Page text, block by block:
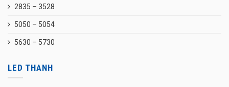
2835 – 3528
5050 – 5054
5630 – 5730
LED THANH